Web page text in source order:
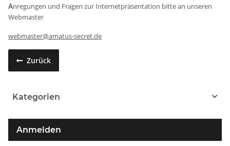
Anregungen und Fragen zur Internetpräsentation bitte an unseren
Webmaster
webmaster@amatus-secret.de
Zurück
Kategorien
Anmelden